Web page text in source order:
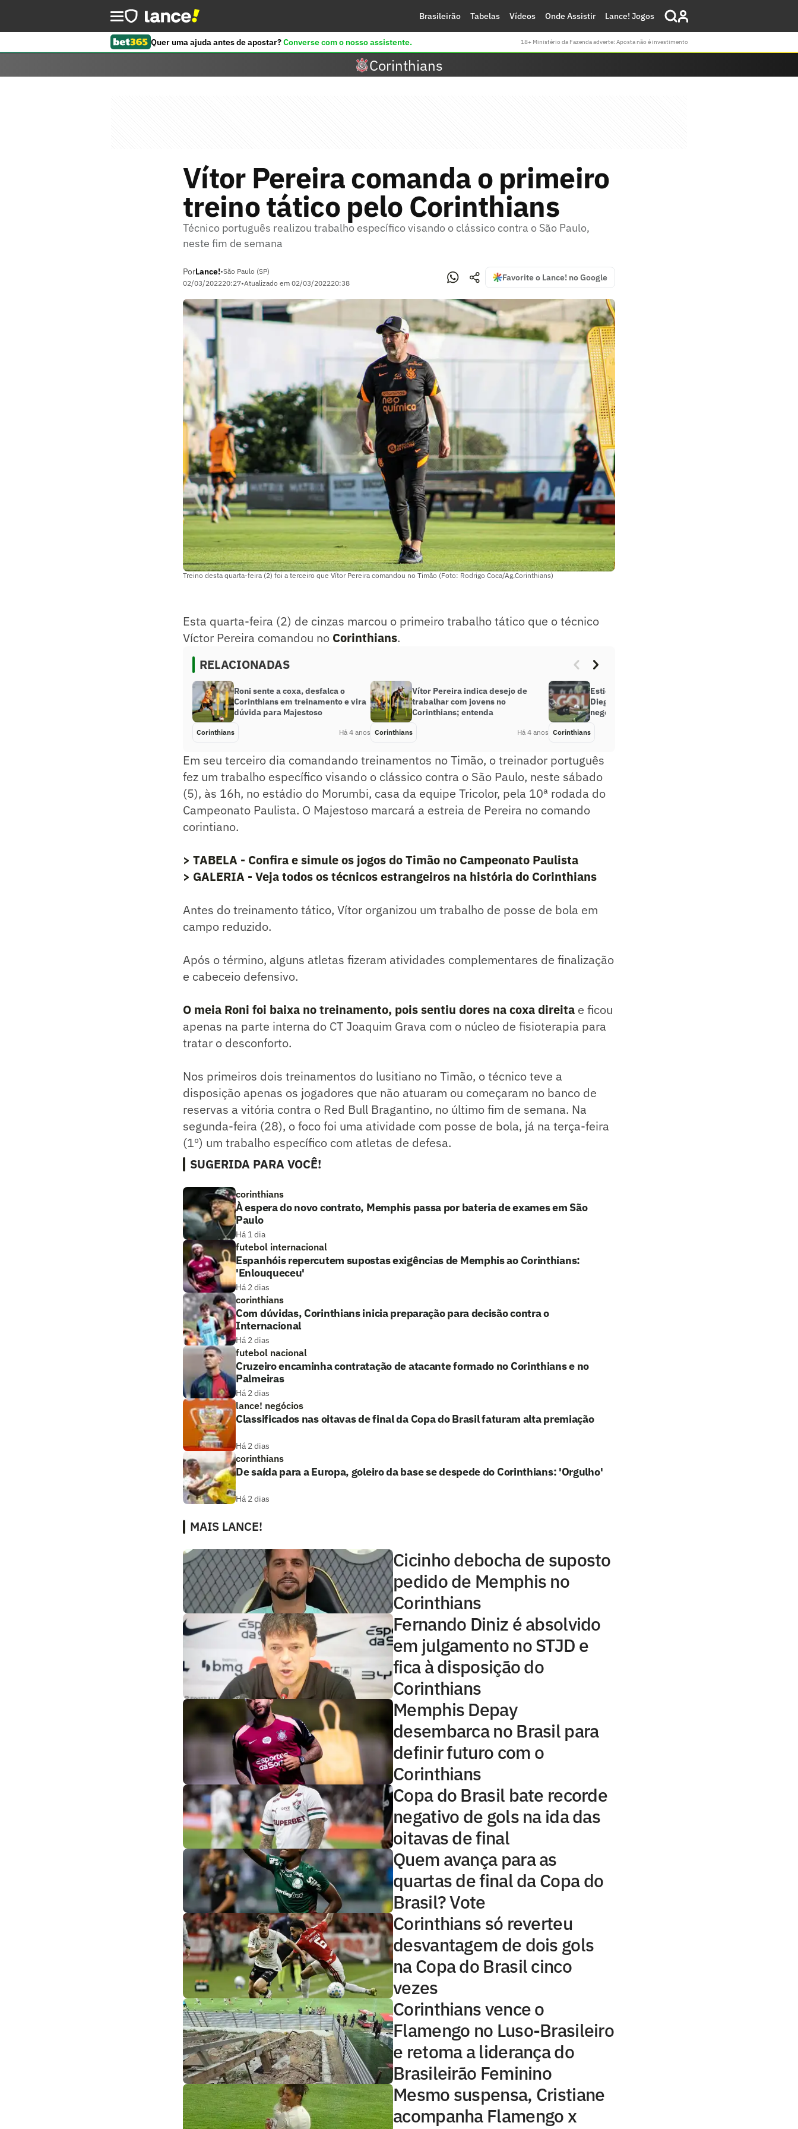
Brasileirão Tabelas Vídeos Onde Assistir Lance! Jogos
Quer uma ajuda antes de apostar?Converse com o nosso assistente. 18+ Ministério da Fazenda adverte: Aposta não é investimento
Corinthians
Vítor Pereira comanda o primeiro
treino tático pelo Corinthians
Técnico português realizou trabalho específico visando o clássico contra o São Paulo,
neste fim de semana
PorLance!•São Paulo (SP)
02/03/202220:27•Atualizado em 02/03/202220:38
Favorite o Lance! no Google
Treino desta quarta-feira (2) foi a terceiro que Vítor Pereira comandou no Timão (Foto: Rodrigo Coca/Ag.Corinthians)
Esta quarta-feira (2) de cinzas marcou o primeiro trabalho tático que o técnico
Víctor Pereira comandou no Corinthians.
RELACIONADAS
Roni sente a coxa, desfalca o
Corinthians em treinamento e vira
dúvida para Majestoso
Corinthians Há 4 anos
Vítor Pereira indica desejo de
trabalhar com jovens no
Corinthians; entenda
Corinthians Há 4 anos
Estica e puxa! Vítor Pereira aprova
Diego Costa, Corinthians retoma
negociação, mas vê entraves
Corinthians
Em seu terceiro dia comandando treinamentos no Timão, o treinador português
fez um trabalho específico visando o clássico contra o São Paulo, neste sábado
(5), às 16h, no estádio do Morumbi, casa da equipe Tricolor, pela 10ª rodada do
Campeonato Paulista. O Majestoso marcará a estreia de Pereira no comando
corintiano.
> TABELA - Confira e simule os jogos do Timão no Campeonato Paulista
> GALERIA - Veja todos os técnicos estrangeiros na história do Corinthians
Antes do treinamento tático, Vítor organizou um trabalho de posse de bola em
campo reduzido.
Após o término, alguns atletas fizeram atividades complementares de finalização
e cabeceio defensivo.
O meia Roni foi baixa no treinamento, pois sentiu dores na coxa direita e ficou
apenas na parte interna do CT Joaquim Grava com o núcleo de fisioterapia para
tratar o desconforto.
Nos primeiros dois treinamentos do lusitiano no Timão, o técnico teve a
disposição apenas os jogadores que não atuaram ou começaram no banco de
reservas a vitória contra o Red Bull Bragantino, no último fim de semana. Na
segunda-feira (28), o foco foi uma atividade com posse de bola, já na terça-feira
(1º) um trabalho específico com atletas de defesa.
SUGERIDA PARA VOCÊ!
corinthians
À espera do novo contrato, Memphis passa por bateria de exames em São
Paulo
Há 1 dia
futebol internacional
Espanhóis repercutem supostas exigências de Memphis ao Corinthians:
'Enlouqueceu'
Há 2 dias
corinthians
Com dúvidas, Corinthians inicia preparação para decisão contra o
Internacional
Há 2 dias
futebol nacional
Cruzeiro encaminha contratação de atacante formado no Corinthians e no
Palmeiras
Há 2 dias
lance! negócios
Classificados nas oitavas de final da Copa do Brasil faturam alta premiação
Há 2 dias
corinthians
De saída para a Europa, goleiro da base se despede do Corinthians: 'Orgulho'
Há 2 dias
MAIS LANCE!
Cicinho debocha de suposto
pedido de Memphis no
Corinthians
Fernando Diniz é absolvido
em julgamento no STJD e
fica à disposição do
Corinthians
Memphis Depay
desembarca no Brasil para
definir futuro com o
Corinthians
Copa do Brasil bate recorde
negativo de gols na ida das
oitavas de final
Quem avança para as
quartas de final da Copa do
Brasil? Vote
Corinthians só reverteu
desvantagem de dois gols
na Copa do Brasil cinco
vezes
Corinthians vence o
Flamengo no Luso-Brasileiro
e retoma a liderança do
Brasileirão Feminino
Mesmo suspensa, Cristiane
acompanha Flamengo x